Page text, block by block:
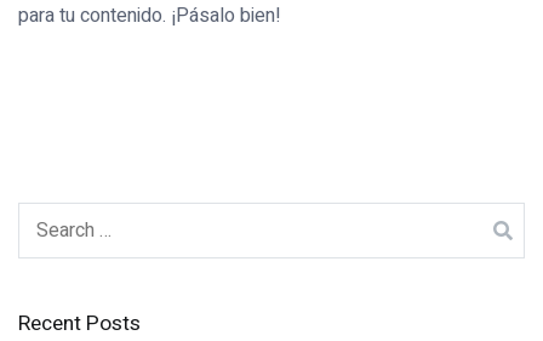
para tu contenido. ¡Pásalo bien!
Search
for:
Recent Posts